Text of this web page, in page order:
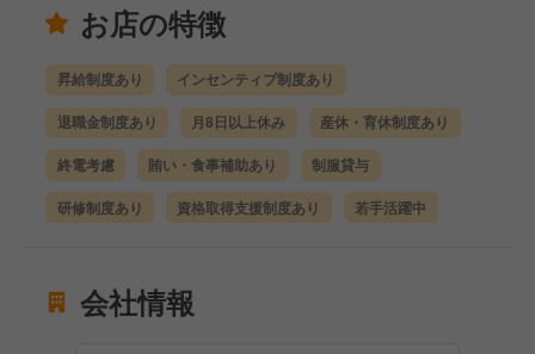
お店の特徴
昇給制度あり インセンティブ制度あり
退職金制度あり 月8日以上休み 産休・育休制度あり
終電考慮 賄い・食事補助あり 制服貸与
研修制度あり 資格取得支援制度あり 若手活躍中
会社情報